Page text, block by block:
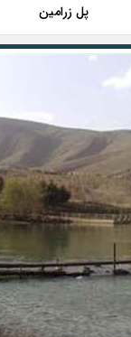
پل زرامین